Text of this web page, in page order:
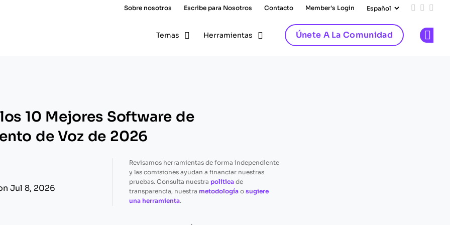
Sobre nosotros Escribe para Nosotros Contacto Member's Login Add us
Follow
Temas Herramientas Únete A La Comunidad
10 Mejores Software de
de Voz de 2026
Jul 8, 2026
Revisamos herramientas de forma independiente
y las comisiones ayudan a financiar nuestras
pruebas. Consulta nuestra políticade
transparencia, nuestra metodologíao sugiere
una herramienta.